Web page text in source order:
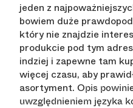
jeden z
bowiem duże
który nie znajdzie
produkcie pod tym
indziej i zapewne tam
więcej czasu, aby
asortyment. Opis
uwzględnieniem języka